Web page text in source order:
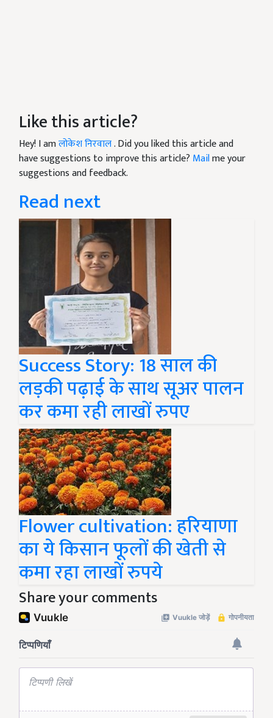
Like this article?
Hey! I amलोकेश निरवाल. Did you liked this article and
have suggestions to improve this article? Mailme your
suggestions and feedback.
Read next
Success Story: 18 साल की
लड़की पढ़ाई के साथ सूअर पालन
कर कमा रही लाखों रुपए
Flower cultivation: हरियाणा
का ये किसान फूलों की खेती से
कमा रहा लाखों रुपये
Share your comments